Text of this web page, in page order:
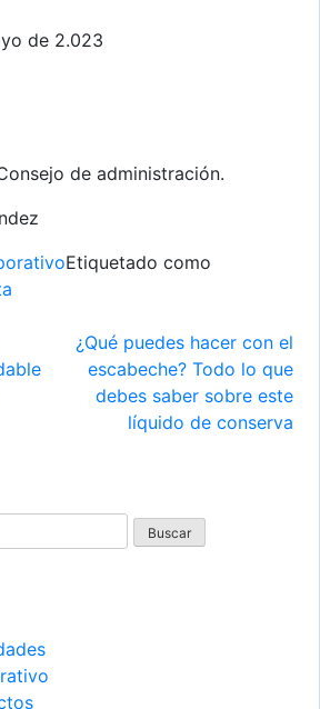
de 2.023
de administración.
Etiquetado como
¿Qué puedes hacer con el
escabeche? Todo lo que
debes saber sobre este
líquido de conserva